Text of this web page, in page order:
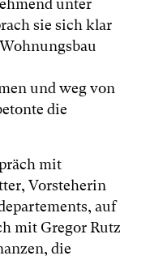
unter
sie sich klar
und weg von
die
mit
Vorsteherin
auf
mit Gregor Rutz
die